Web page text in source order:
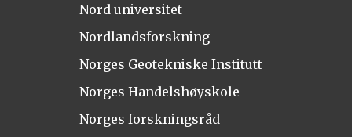
Nord universitet
Nordlandsforskning
Norges Geotekniske Institutt
Norges Handelshøyskole
Norges forskningsråd